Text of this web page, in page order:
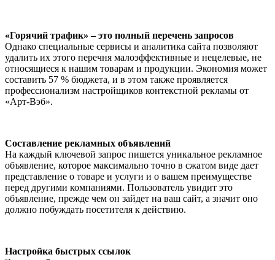
«Горячий трафик» – это полный перечень запросов
Однако специальные сервисы и аналитика сайта позволяют
удалить их этого перечня малоэффективные и нецелевые, не
относящиеся к нашим товарам и продукции. Экономия может
составить 57 % бюджета, и в этом также проявляется
профессионализм настройщиков контекстной рекламы от
«Арт-Вэб».
Составление рекламных объявлений
На каждый ключевой запрос пишется уникальное рекламное
объявление, которое максимально точно в сжатом виде дает
представление о товаре и услуги и о вашем преимуществе
перед другими компаниями. Пользователь увидит это
объявление, прежде чем он зайдет на ваш сайт, а значит оно
должно побуждать посетителя к действию.
Настройка быстрых ссылок